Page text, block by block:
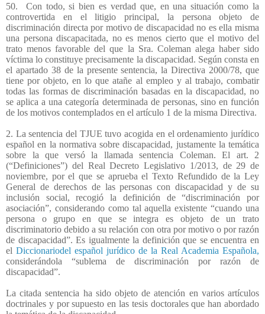
50.
Con todo, si bien es verdad que, en una situación como la
controvertida en el litigio principal, la persona objeto de
discriminación directa por motivo de discapacidad no es ella misma
una persona discapacitada, no es menos cierto que el motivo del
trato menos favorable del que la Sra. Coleman alega haber sido
víctima lo constituye precisamente la discapacidad. Según consta en
el apartado 38 de la presente sentencia, la Directiva 2000/78, que
tiene por objeto, en lo que atañe al empleo y al trabajo, combatir
todas las formas de discriminación basadas en la discapacidad, no
se aplica a una categoría determinada de personas, sino en función
de los motivos contemplados en el artículo 1 de la misma Directiva.
2. La sentencia del TJUE tuvo acogida en el ordenamiento jurídico
español en la normativa sobre discapacidad, justamente la temática
sobre la que versó la llamada sentencia Coleman. El art. 2
(“Definiciones”) del Real Decreto Legislativo 1/2013, de 29 de
noviembre, por el que se aprueba el Texto Refundido de la Ley
General de derechos de las personas con discapacidad y de su
inclusión social, recogió la definición de “discriminación por
asociación”, considerando como tal aquella existente “cuando una
persona o grupo en que se integra es objeto de un trato
discriminatorio debido a su relación con otra por motivo o por razón
de discapacidad”. Es igualmente la definición que se encuentra en
el Diccionariodel español jurídico de la Real Academia Española,
considerándola “sublema de discriminación por razón de
discapacidad”.
La citada sentencia ha sido objeto de atención en varios artículos
doctrinales y por supuesto en las tesis doctorales que han abordado